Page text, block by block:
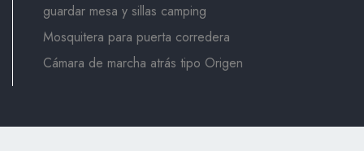
guardar mesa y sillas camping
Mosquitera para puerta corredera
Cámara de marcha atrás tipo Origen